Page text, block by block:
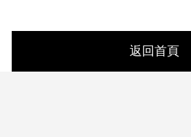
返回首頁